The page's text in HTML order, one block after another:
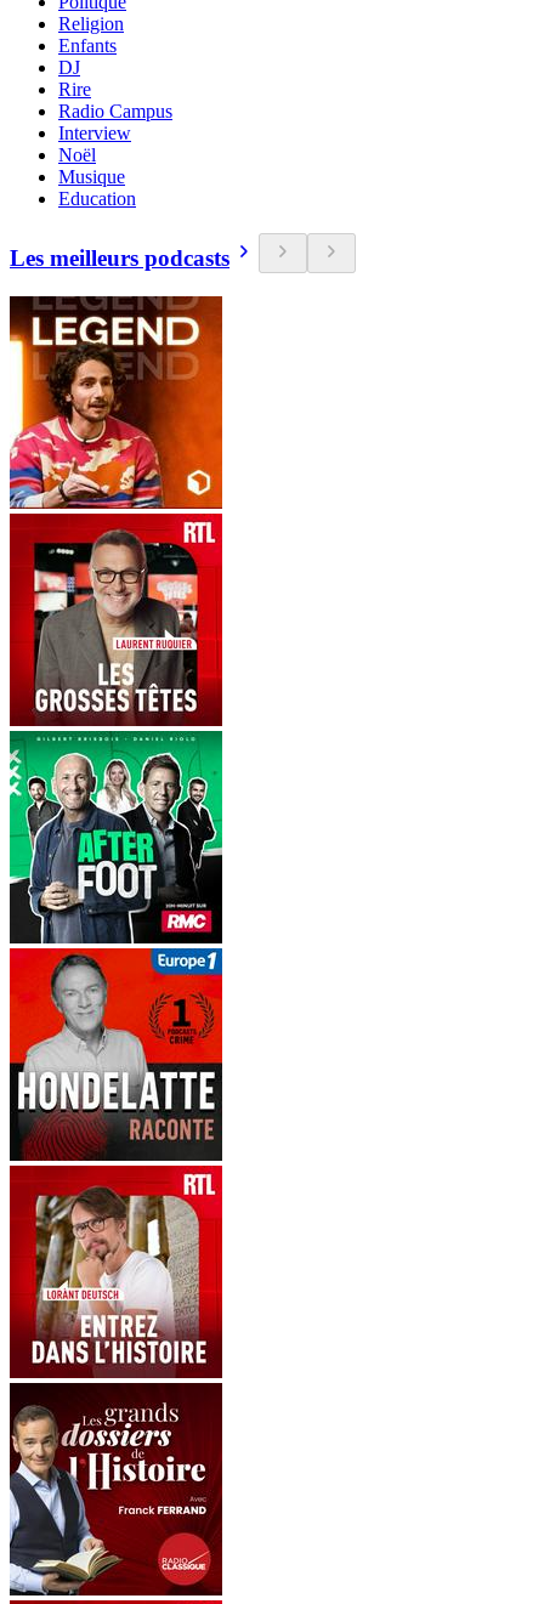
Religion
Enfants
DJ
Rire
Radio Campus
Interview
Noël
Musique
Education
Les meilleurs podcasts